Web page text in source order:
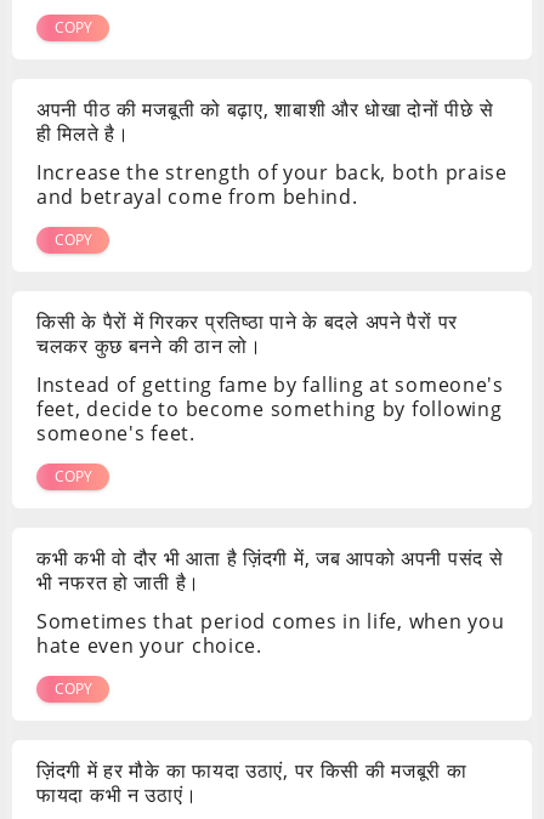
COPY
अपनी पीठ की मजबूती को बढ़ाए, शाबाशी और धोखा दोनों पीछे से
ही मिलते है।
Increase the strength of your back, both praise
and betrayal come from behind.
COPY
किसी के पैरों में गिरकर प्रतिष्ठा पाने के बदले अपने पैरों पर
चलकर कुछ बनने की ठान लो।
Instead of getting fame by falling at someone's
feet, decide to become something by following
someone's feet.
COPY
कभी कभी वो दौर भी आता है ज़िंदगी में, जब आपको अपनी पसंद से
भी नफरत हो जाती है।
Sometimes that period comes in life, when you
hate even your choice.
COPY
ज़िंदगी में हर मौके का फायदा उठाएं, पर किसी की मजबूरी का
फायदा कभी न उठाएं।